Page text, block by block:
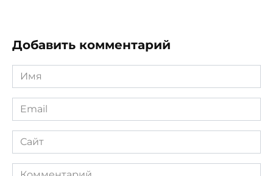
Добавить комментарий
Имя
Email
Сайт
Комментарий